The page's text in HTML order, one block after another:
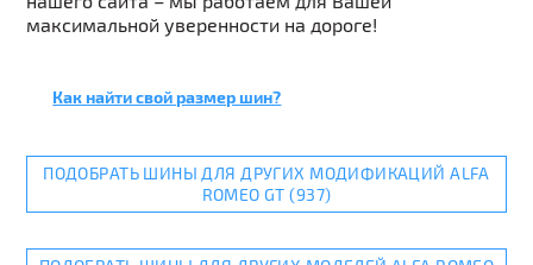
максимальной уверенности на дороге!
Как найти свой размер шин?
ПОДОБРАТЬ ШИНЫ ДЛЯ ДРУГИХ МОДИФИКАЦИЙ ALFA
ROMEO GT (937)